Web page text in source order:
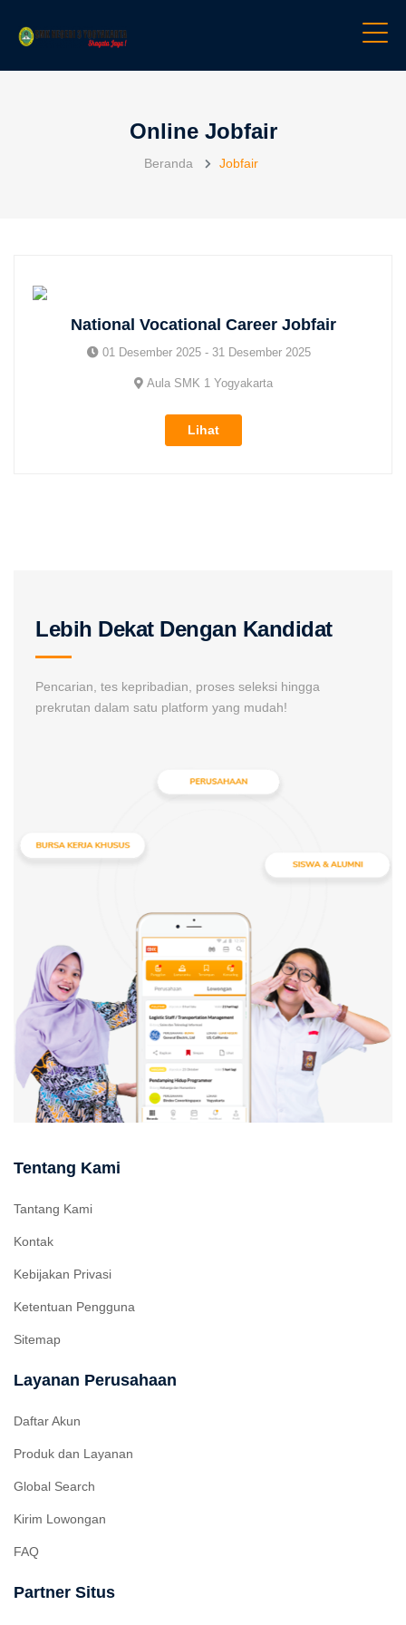
Online Jobfair
Beranda Jobfair
National Vocational Career Jobfair
01 Desember 2025 - 31 Desember 2025
Aula SMK 1 Yogyakarta
Lihat
Lebih Dekat Dengan Kandidat
Pencarian, tes kepribadian, proses seleksi hingga
prekrutan dalam satu platform yang mudah!
Tentang Kami
Tantang Kami
Kontak
Kebijakan Privasi
Ketentuan Pengguna
Sitemap
Layanan Perusahaan
Daftar Akun
Produk dan Layanan
Global Search
Kirim Lowongan
FAQ
Partner Situs